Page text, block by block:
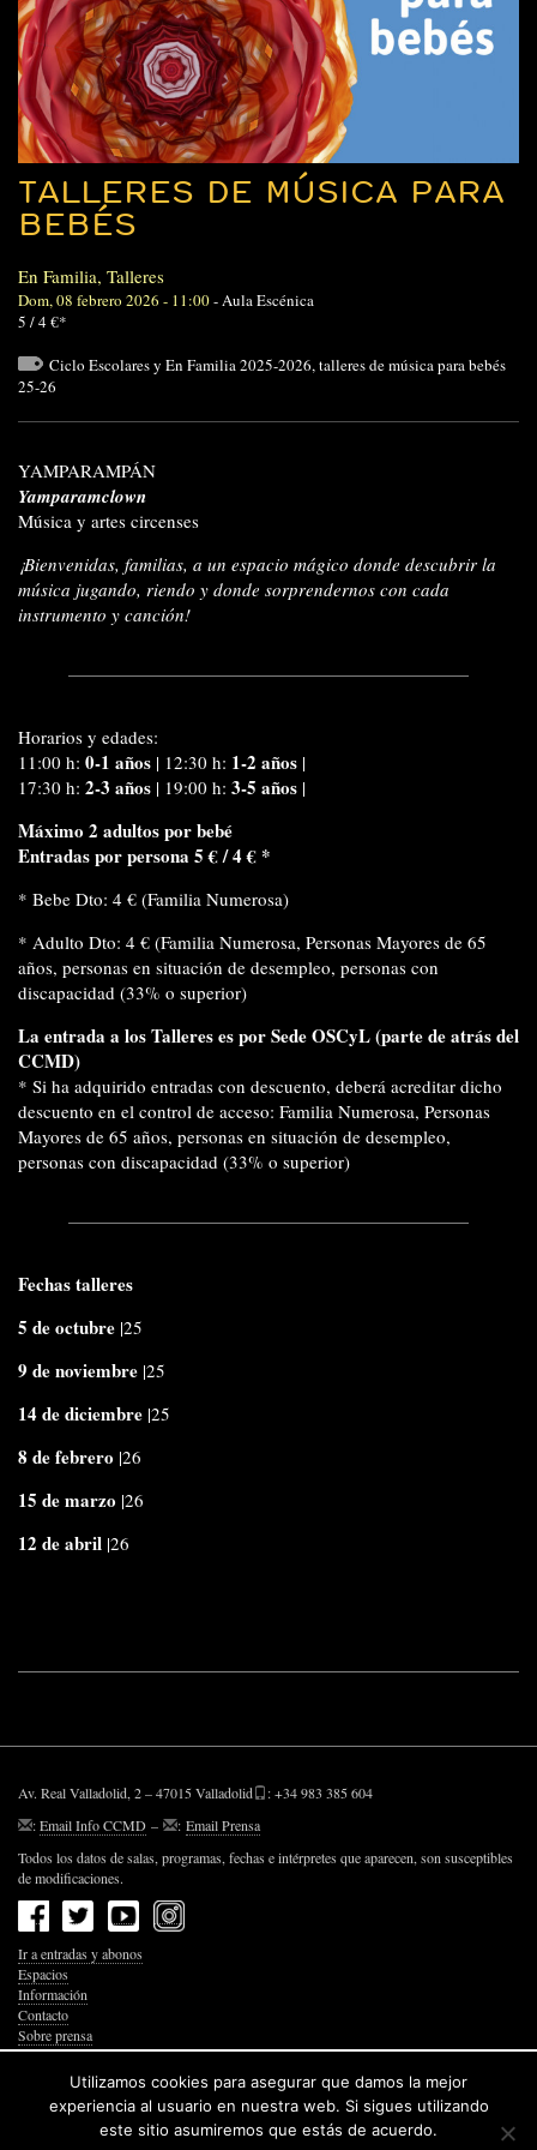
TALLERES DE MÚSICA PARA
BEBÉS
En Familia, Talleres
Dom, 08 febrero 2026 - 11:00-Aula Escénica
5 / 4 €*
Ciclo Escolares y En Familia 2025-2026,talleres de música para bebés
25-26
YAMPARAMPÁN
Yamparamclown
Música y artes circenses
¡Bienvenidas, familias, a un espacio mágico donde descubrir la
música jugando, riendo y donde sorprendernos con cada
instrumento y canción!
Horarios y edades:
11:00 h: 0-1 años | 12:30 h: 1-2 años |
17:30 h: 2-3 años | 19:00 h: 3-5 años |
Máximo 2 adultos por bebé
Entradas por persona 5 € / 4 € *
* Bebe Dto: 4 € (Familia Numerosa)
* Adulto Dto: 4 € (Familia Numerosa, Personas Mayores de 65
años, personas en situación de desempleo, personas con
discapacidad (33% o superior)
La entrada a los Talleres es por Sede OSCyL (parte de atrás del
CCMD)
* Si ha adquirido entradas con descuento, deberá acreditar dicho
descuento en el control de acceso: Familia Numerosa, Personas
Mayores de 65 años, personas en situación de desempleo,
personas con discapacidad (33% o superior)
Fechas talleres
5 de octubre |25
9 de noviembre |25
14 de diciembre |25
8 de febrero |26
15 de marzo |26
12 de abril |26
Av. Real Valladolid, 2 – 47015 Valladolid
: +34 983 385 604
:Email Info CCMD – : Email Prensa
Todos los datos de salas, programas, fechas e intérpretes que aparecen, son susceptibles
de modificaciones.
Ir a entradas y abonos
Espacios
Información
Contacto
Sobre prensa
Política de Privacidad
Política de Cookies
Accesibilidad Web
Utilizamos cookies para asegurar que damos la mejor
experiencia al usuario en nuestra web. Si sigues utilizando
este sitio asumiremos que estás de acuerdo.